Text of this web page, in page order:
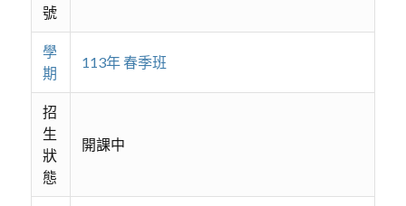
號
學
期
113年 春季班
招
生
狀
態
開課中